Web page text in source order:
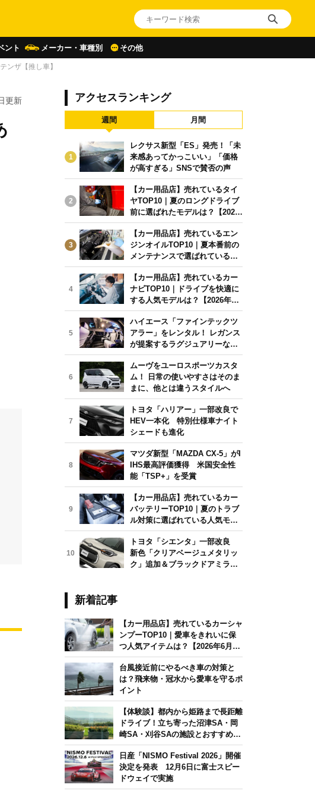
ント メーカー・車種別 その他
ンザ【推し車】
更新 アクセスランキング
週間 月間
1
レクサス新型「ES」発売！「未
来感あってかっこいい」「価格
が高すぎる」SNSで賛否の声
2
【カー用品店】売れているタイ
ヤTOP10｜夏のロングドライブ
前に選ばれたモデルは？【2026
年6月版】
3
【カー用品店】売れているエン
ジンオイルTOP10｜夏本番前の
メンテナンスで選ばれている人
気モデルは？【2026年6月版】
4
【カー用品店】売れているカー
ナビTOP10｜ドライブを快適に
する人気モデルは？【2026年6
月版】
5
ハイエース「ファインテックツ
アラー」をレンタル！ レガンス
が提案するラグジュアリーな移
動体験
6
ムーヴをユーロスポーツカスタ
ム！ 日常の使いやすさはそのま
まに、他とは違うスタイルへ
7
トヨタ「ハリアー」一部改良で
HEV一本化 特別仕様車ナイト
シェードも進化
8
マツダ新型「MAZDA CX-5」がI
IHS最高評価獲得 米国安全性
能「TSP+」を受賞
9
【カー用品店】売れているカー
バッテリーTOP10｜夏のトラブ
ル対策に選ばれている人気モデ
ルは？【2026年6月版】
10
トヨタ「シエンタ」一部改良
新色「クリアベージュメタリッ
ク」追加＆ブラックドアミラー
新着記事
【カー用品店】売れているカーシャ
ンプーTOP10｜愛車をきれいに保
つ人気アイテムは？【2026年6月
版】
台風接近前にやるべき車の対策と
は？飛来物・冠水から愛車を守るポ
イント
【体験談】都内から姫路まで長距離
ドライブ！立ち寄った沼津SA・岡
崎SA・刈谷SAの施設とおすすめグ
ルメを紹介
日産「NISMO Festival 2026」開催
決定を発表 12月6日に富士スピー
ドウェイで実施